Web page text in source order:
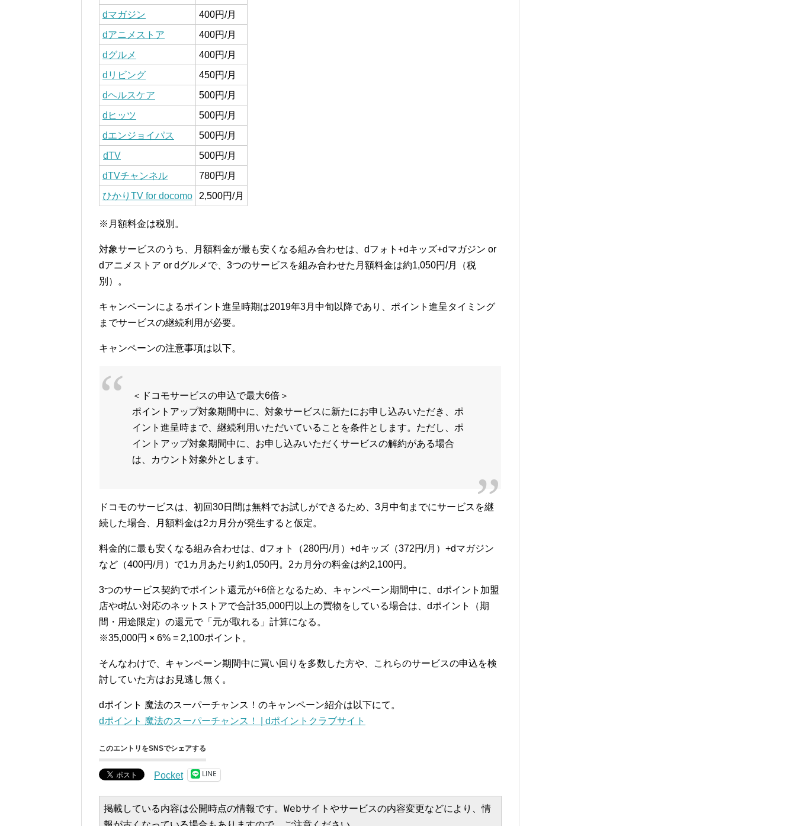
dマガジン
400円/月
dアニメストア
400円/月
dグルメ
400円/月
dリビング
450円/月
dヘルスケア
500円/月
dヒッツ
500円/月
dエンジョイパス
500円/月
dTV
500円/月
dTVチャンネル
780円/月
ひかりTV for docomo
2,500円/月
※月額料金は税別。
対象サービスのうち、月額料金が最も安くなる組み合わせは、dフォト+dキッズ+dマガジン or
dアニメストア or dグルメで、3つのサービスを組み合わせた月額料金は約1,050円/月（税
別）。
キャンペーンによるポイント進呈時期は2019年3月中旬以降であり、ポイント進呈タイミング
までサービスの継続利用が必要。
キャンペーンの注意事項は以下。
＜ドコモサービスの申込で最大6倍＞
ポイントアップ対象期間中に、対象サービスに新たにお申し込みいただき、ポ
イント進呈時まで、継続利用いただいていることを条件とします。ただし、ポ
イントアップ対象期間中に、お申し込みいただくサービスの解約がある場合
は、カウント対象外とします。
ドコモのサービスは、初回30日間は無料でお試しができるため、3月中旬までにサービスを継
続した場合、月額料金は2カ月分が発生すると仮定。
料金的に最も安くなる組み合わせは、dフォト（280円/月）+dキッズ（372円/月）+dマガジン
など（400円/月）で1カ月あたり約1,050円。2カ月分の料金は約2,100円。
3つのサービス契約でポイント還元が+6倍となるため、キャンペーン期間中に、dポイント加盟
店やd払い対応のネットストアで合計35,000円以上の買物をしている場合は、dポイント（期
間・用途限定）の還元で「元が取れる」計算になる。
※35,000円 × 6% = 2,100ポイント。
そんなわけで、キャンペーン期間中に買い回りを多数した方や、これらのサービスの申込を検
討していた方はお見逃し無く。
dポイント 魔法のスーパーチャンス！のキャンペーン紹介は以下にて。
dポイント 魔法のスーパーチャンス！ | dポイントクラブサイト
このエントリをSNSでシェアする
Pocket LINE
掲載している内容は公開時点の情報です。Webサイトやサービスの内容変更などにより、情